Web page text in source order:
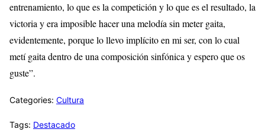
entrenamiento, lo que es la competición y lo que es el resultado, la
victoria y era imposible hacer una melodía sin meter gaita,
evidentemente, porque lo llevo implícito en mi ser, con lo cual
metí gaita dentro de una composición sinfónica y espero que os
guste”.
Categories: Cultura
Tags: Destacado